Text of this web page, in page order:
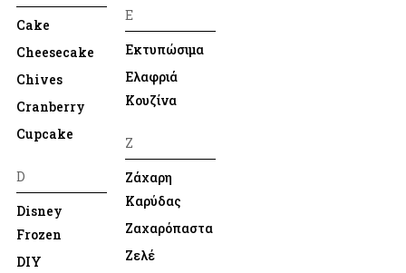
Cake
Cheesecake
Chives
Cranberry
Cupcake
D
Disney
Frozen
DIY
Ε
Εκτυπώσιμα
Ελαφριά
Κουζίνα
Ζ
Ζάχαρη
Καρύδας
Ζαχαρόπαστα
Ζελέ